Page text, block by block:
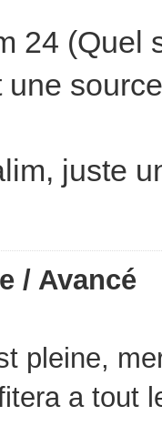
24 (Quel
juste
/ Avancé
pleine,
a tout